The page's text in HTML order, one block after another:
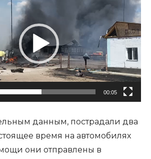
00:05
данным, пострадали два
время на автомобилях
они отправлены в